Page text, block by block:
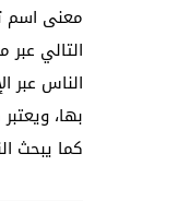
معنى اسم
التالي عبر
الناس عبر
بها،
كما يبحث